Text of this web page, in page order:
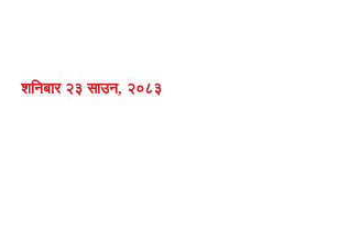
शनिबार २३ साउन, २०८३